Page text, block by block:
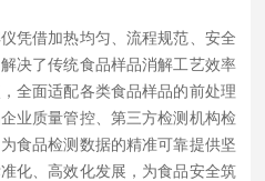
借加热均匀、流程规范、安全
决了传统食品样品消解工艺效率
全面适配各类食品样品的前处理
业质量管控、第三方检测机构检
食品检测数据的精准可靠提供坚
化、高效化发展，为食品安全筑